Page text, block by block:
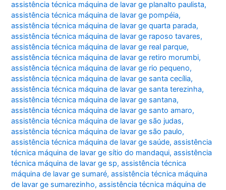
assistência técnica máquina de lavar ge planalto paulista,
assistência técnica máquina de lavar ge pompéia,
assistência técnica máquina de lavar ge quarta parada,
assistência técnica máquina de lavar ge raposo tavares,
assistência técnica máquina de lavar ge real parque,
assistência técnica máquina de lavar ge retiro morumbi,
assistência técnica máquina de lavar ge rio pequeno,
assistência técnica máquina de lavar ge santa cecília,
assistência técnica máquina de lavar ge santa terezinha,
assistência técnica máquina de lavar ge santana,
assistência técnica máquina de lavar ge santo amaro,
assistência técnica máquina de lavar ge são judas,
assistência técnica máquina de lavar ge são paulo,
assistência técnica máquina de lavar ge saúde,assistência
técnica máquina de lavar ge sítio do mandaqui,assistência
técnica máquina de lavar ge sp,assistência técnica
máquina de lavar ge sumaré,assistência técnica máquina
de lavar ge sumarezinho,assistência técnica máquina de